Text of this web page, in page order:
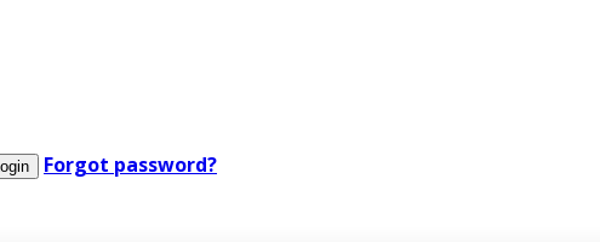
Forgot password?